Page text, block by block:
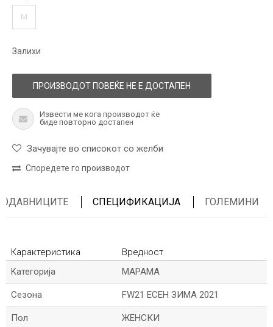
M
Залихи
ПРОИЗВОДОТ ПОВЕЌЕ НЕ Е ДОСТАПЕН
Извести ме кога производот ќе
биде повторно достапен
Зачувајте во списокот со желби
Споредете го производот
СПЕЦИФИКАЦИЈА ГОЛЕМИНИ
Карактеристика
Вредност
Kатегорија
МАРАМА
Сезона FW21 ЕСЕН ЗИМА 2021
Пол ЖЕНСКИ